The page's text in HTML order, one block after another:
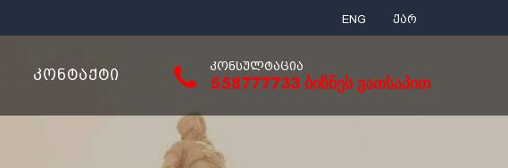
ENG ქარ
ᲙᲝᲜᲢᲐᲥᲢᲘ ᲙᲝᲜᲡᲣᲚᲢᲐᲪᲘᲐ
558777733 ბიზნეს ვათსაპით